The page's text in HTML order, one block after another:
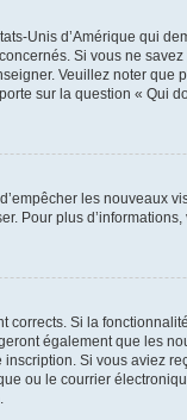
Unis d’Amérique qui
Si vous ne
Veuillez noter
sur la question « Qui
les nouveaux
Pour plus
Si la
également que les
Si vous aviez
ou le courrier